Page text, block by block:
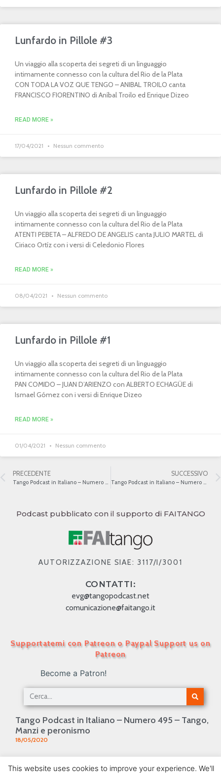
Lunfardo in Pillole #3
Un viaggio alla scoperta dei segreti di un linguaggio
intimamente connesso con la cultura del Rio de la Plata
CON TODA LA VOZ QUE TENGO – ANIBAL TROILO canta
FRANCISCO FIORENTINO di Aníbal Troilo ed Enrique Dizeo
READ MORE »
17/04/2021 Nessun commento
Lunfardo in Pillole #2
Un viaggio alla scoperta dei segreti di un linguaggio
intimamente connesso con la cultura del Rio de la Plata
ATENTI PEBETA – ALFREDO DE ANGELIS canta JULIO MARTEL di
Ciriaco Ortíz con i versi di Celedonio Flores
READ MORE »
08/04/2021 Nessun commento
Lunfardo in Pillole #1
Un viaggio alla scoperta dei segreti di un linguaggio
intimamente connesso con la cultura del Rio de la Plata
PAN COMIDO – JUAN D’ARIENZO con ALBERTO ECHAGÜE di
Ismael Gómez con i versi di Enrique Dizeo
READ MORE »
01/04/2021 Nessun commento
PRECEDENTE SUCCESSIVO
Podcast pubblicato con il supporto di FAITANGO
AUTORIZZAZIONE SIAE: 3117/I/3001
CONTATTI:
evg@tangopodcast.net
comunicazione@faitango.it
Supportatemi con Patreon o Paypal Support us on
Patreon
Become a Patron!
Tango Podcast in Italiano – Numero 495 – Tango,
Manzi e peronismo
18/05/2020
Tango Podcast in Italiano – Numero 434 – Il tango
This website uses cookies to improve your experience. We'll